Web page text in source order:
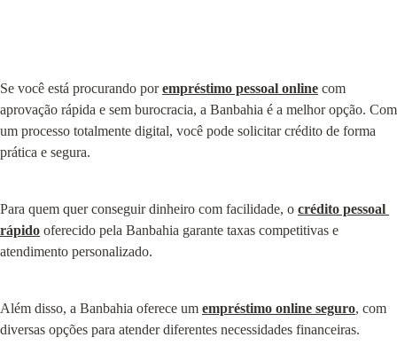
Se você está procurando por empréstimo pessoal online com
aprovação rápida e sem burocracia, a Banbahia é a melhor opção. Com
um processo totalmente digital, você pode solicitar crédito de forma
prática e segura.
Para quem quer conseguir dinheiro com facilidade, o crédito pessoal
rápido oferecido pela Banbahia garante taxas competitivas e
atendimento personalizado.
Além disso, a Banbahia oferece um empréstimo online seguro, com
diversas opções para atender diferentes necessidades financeiras.